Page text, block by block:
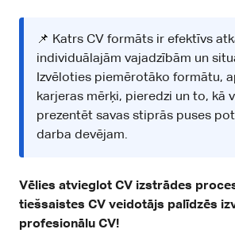
📌 Katrs CV formāts ir efektīvs
individuālajām vajadzībām un
Izvēloties piemērotāko formātu,
karjeras mērķi, pieredzi un to, kā
prezentēt savas stiprās puses
darba devējam.
Vēlies atvieglot CV izstrādes
tiešsaistes CV veidotājs palīdzēs
profesionālu CV!